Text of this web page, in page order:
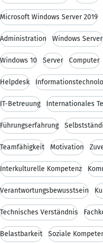
Microsoft Windows Server 2019
Administration Windows Server
Windows 10 Server Computer
Helpdesk
IT-Betreuung Internationales
Führungserfahrung
Teamfähigkeit Motivation
Interkulturelle Kompetenz
Verantwortungsbewusstsein
Technisches Verständnis
Belastbarkeit Soziale